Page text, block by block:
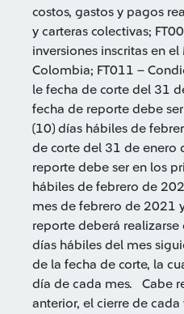
costos, gastos y pagos
y carteras colectivas;
inversiones inscritas en
Colombia; FT011 –
le fecha de corte del 31
fecha de reporte debe
(10) días hábiles de
de corte del 31 de enero
reporte debe ser en los
hábiles de febrero de
mes de febrero de 2021
reporte deberá
días hábiles del mes
de la fecha de corte, la
día de cada mes. Cabe
anterior, el cierre de